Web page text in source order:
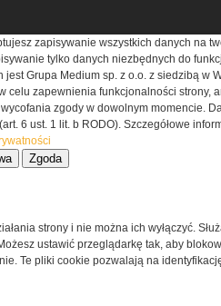
korzystania z portalu
z ograniczoną
komandytowa, nr KRS:
REGON 146393437
w postaci Regulaminu.
zapisywanie wszystkich danych na
tylko danych niezbędnych do
jest Grupa Medium sp. z o.o. z siedzibą w
celu zapewnienia funkcjonalności strony,
zgody w dowolnym momencie.
6 ust. 1 lit. b RODO). Szczegółowe
Zgoda
strony i nie można ich wyłączyć.
ustawić przeglądarkę tak, aby
Te pliki cookie pozwalają na